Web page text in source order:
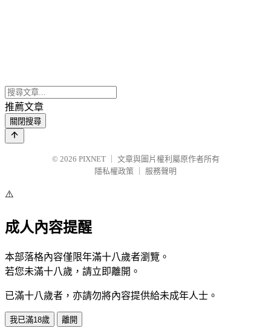
推薦文章
關閉搜尋
© 2026 PIXNET
文章與圖片權利屬原作者所有
隱私權政策
服務聲明
⚠️
成人內容提醒
本部落格內容僅限年滿十八歲者瀏覽。
若您未滿十八歲，請立即離開。
已滿十八歲者，亦請勿將內容提供給未成年人士。
我已滿18歲 離開